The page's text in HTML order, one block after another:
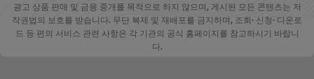
광고 상품 판매 및 금융 중개를 목적으로 하지 않으며, 게시된 모든 콘텐츠는 저
작권법의 보호를 받습니다. 무단 복제 및 재배포를 금지하며, 조회· 신청· 다운로
드 등 편의 서비스 관련 사항은 각 기관의 공식 홈페이지를 참고하시기 바랍니
다.